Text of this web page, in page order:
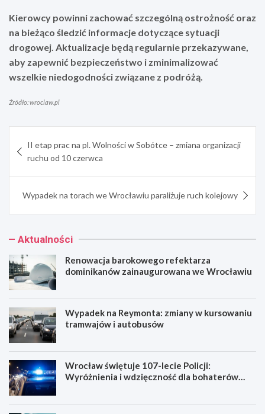
Kierowcy powinni zachować szczególną ostrożność oraz
na bieżąco śledzić informacje dotyczące sytuacji
drogowej. Aktualizacje będą regularnie przekazywane,
aby zapewnić bezpieczeństwo i zminimalizować
wszelkie niedogodności związane z podróżą.
Źródło: wroclaw.pl
wpisu
II etap prac na pl. Wolności w Sobótce – zmiana organizacji
ruchu od 10 czerwca
Wypadek na torach we Wrocławiu paraliżuje ruch kolejowy
Aktualności
Renowacja barokowego refektarza
dominikanów zainaugurowana we Wrocławiu
Wypadek na Reymonta: zmiany w kursowaniu
tramwajów i autobusów
Wrocław świętuje 107-lecie Policji:
Wyróżnienia i wdzięczność dla bohaterów